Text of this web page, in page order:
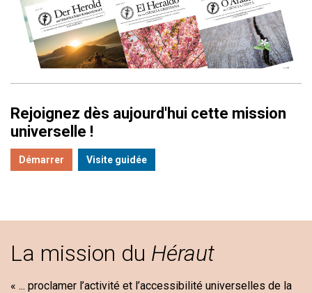
Rejoignez dès aujourd'hui cette mission
universelle !
Démarrer Visite guidée
La mission du Héraut
« ... proclamer l’activité et l’accessibilité universelles de la